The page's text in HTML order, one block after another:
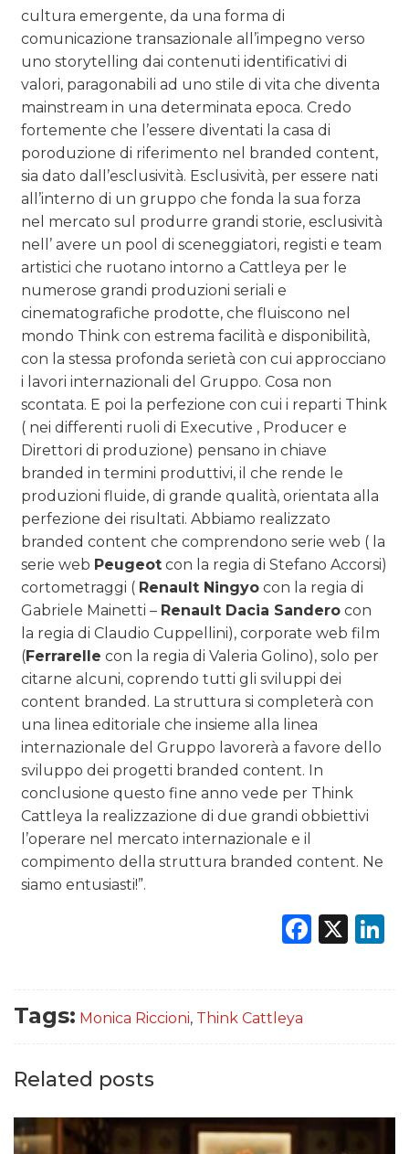
cultura emergente, da una forma di
comunicazione transazionale all’impegno verso
uno storytelling dai contenuti identificativi di
valori, paragonabili ad uno stile di vita che diventa
mainstream in una determinata epoca. Credo
fortemente che l’essere diventati la casa di
poroduzione di riferimento nel branded content,
sia dato dall’esclusività. Esclusività, per essere nati
all’interno di un gruppo che fonda la sua forza
nel mercato sul produrre grandi storie, esclusività
nell’ avere un pool di sceneggiatori, registi e team
artistici che ruotano intorno a Cattleya per le
numerose grandi produzioni seriali e
cinematografiche prodotte, che fluiscono nel
mondo Think con estrema facilità e disponibilità,
con la stessa profonda serietà con cui approcciano
i lavori internazionali del Gruppo. Cosa non
scontata. E poi la perfezione con cui i reparti Think
( nei differenti ruoli di Executive , Producer e
Direttori di produzione) pensano in chiave
branded in termini produttivi, il che rende le
produzioni fluide, di grande qualità, orientata alla
perfezione dei risultati. Abbiamo realizzato
branded content che comprendono serie web ( la
serie web Peugeot con la regia di Stefano Accorsi)
cortometraggi ( Renault Ningyo con la regia di
Gabriele Mainetti – Renault Dacia Sandero con
la regia di Claudio Cuppellini), corporate web film
(Ferrarelle con la regia di Valeria Golino), solo per
citarne alcuni, coprendo tutti gli sviluppi dei
content branded. La struttura si completerà con
una linea editoriale che insieme alla linea
internazionale del Gruppo lavorerà a favore dello
sviluppo dei progetti branded content. In
conclusione questo fine anno vede per Think
Cattleya la realizzazione di due grandi obbiettivi
l’operare nel mercato internazionale e il
compimento della struttura branded content. Ne
siamo entusiasti!”.
X
Tags: Monica Riccioni, Think Cattleya
Related posts